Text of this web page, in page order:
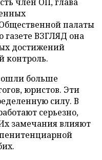
палаты
ВЗГЛЯД она
достижений
контроль.
больше
юристов. Эти
силу. В
серьезно,
замечания влияют